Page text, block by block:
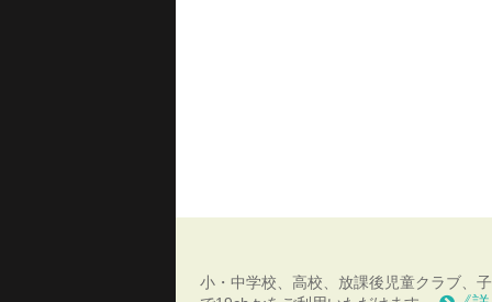
小・中学校、高校、放課後児童クラブ、